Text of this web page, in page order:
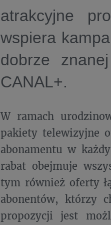
atrakcyjne
wspiera
dobrze
CANAL+.
W ramach
pakiety telewizyjne
abonamentu w
rabat obejmuje
tym również oferty
abonentów, którzy
propozycji jest